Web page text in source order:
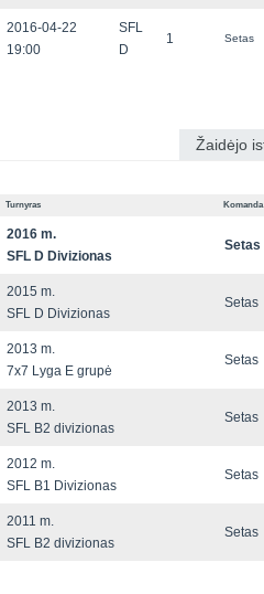
2016-04-22
19:00
SFL
D
1 Setas
Žaidėjo
Turnyras Komanda
2016 m.
SFL D Divizionas
Setas
2015 m.
SFL D Divizionas
Setas
2013 m.
7x7 Lyga E grupė
Setas
2013 m.
SFL B2 divizionas
Setas
2012 m.
SFL B1 Divizionas
Setas
2011 m.
SFL B2 divizionas
Setas